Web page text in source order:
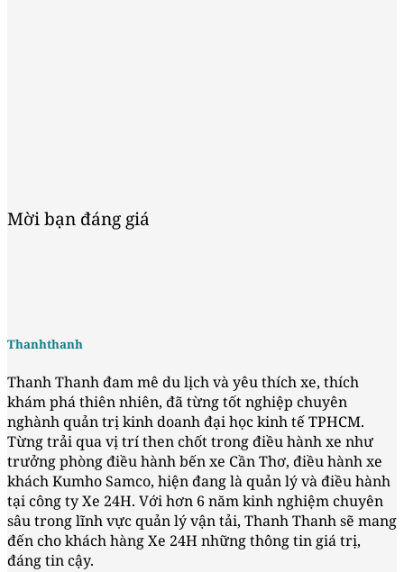
Mời bạn đáng giá
Thanhthanh
Thanh Thanh đam mê du lịch và yêu thích xe, thích
khám phá thiên nhiên, đã từng tốt nghiệp chuyên
nghành quản trị kinh doanh đại học kinh tế TPHCM.
Từng trải qua vị trí then chốt trong điều hành xe như
trưởng phòng điều hành bến xe Cần Thơ, điều hành xe
khách Kumho Samco, hiện đang là quản lý và điều hành
tại công ty Xe 24H. Với hơn 6 năm kinh nghiệm chuyên
sâu trong lĩnh vực quản lý vận tải, Thanh Thanh sẽ mang
đến cho khách hàng Xe 24H những thông tin giá trị,
đáng tin cậy.